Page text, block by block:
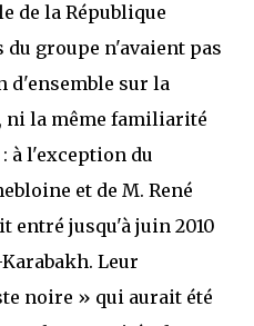
de la République
du groupe n'avaient pas
d'ensemble sur la
ni la même familiarité
à l'exception du
et de M. René
entré jusqu'à juin 2010
Leur
noire » qui aurait été